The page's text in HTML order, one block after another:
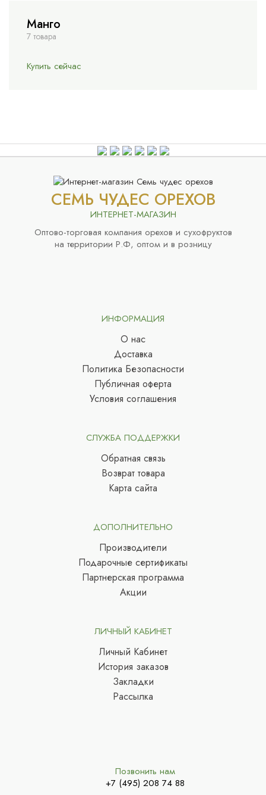
Манго
7 товара
Купить сейчас
СЕМЬ ЧУДЕС ОРЕХОВ
ИНТЕРНЕТ-МАГАЗИН
Оптово-торговая компания орехов и сухофруктов
на территории Р.Ф, оптом и в розницу
ИНФОРМАЦИЯ
О нас
Доставка
Политика Безопасности
Публичная оферта
Условия соглашения
СЛУЖБА ПОДДЕРЖКИ
Обратная связь
Возврат товара
Карта сайта
ДОПОЛНИТЕЛЬНО
Производители
Подарочные сертификаты
Партнерская программа
Акции
ЛИЧНЫЙ КАБИНЕТ
Личный Кабинет
История заказов
Закладки
Рассылка
Позвонить нам
+7 (495) 208 74 88